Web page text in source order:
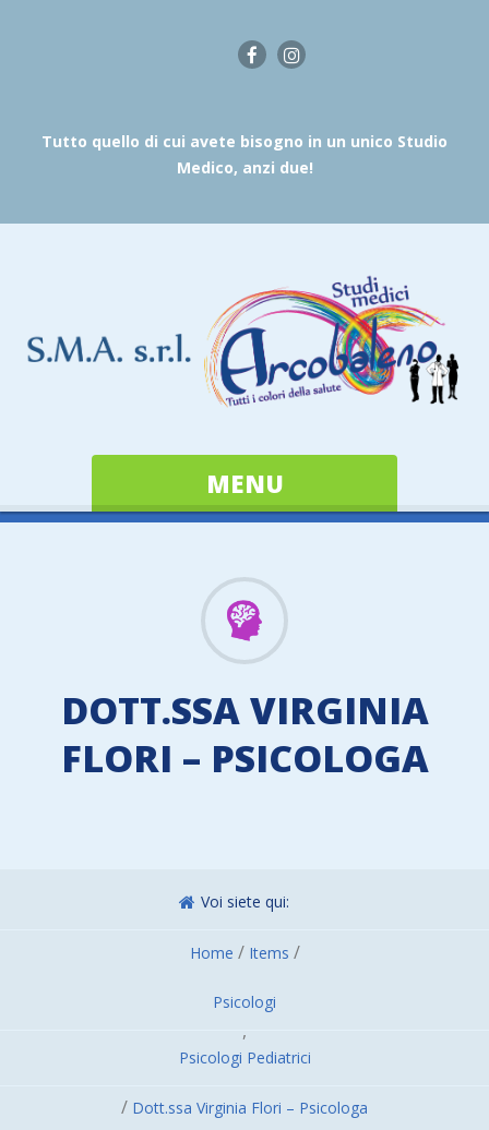
Tutto quello di cui avete bisogno in un unico Studio
Medico, anzi due!
MENU
DOTT.SSA VIRGINIA
FLORI – PSICOLOGA
Voi siete qui:
Home / Items /
Psicologi
,
Psicologi Pediatrici
/ Dott.ssa Virginia Flori – Psicologa